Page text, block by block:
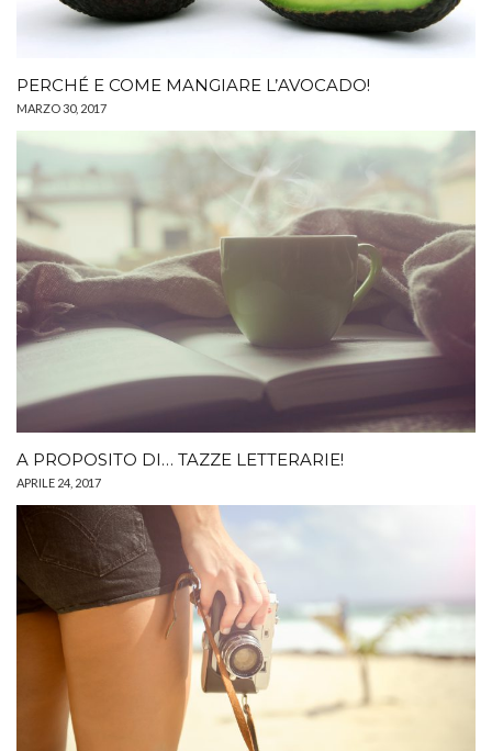
PERCHÉ E COME MANGIARE L’AVOCADO!
MARZO 30, 2017
A PROPOSITO DI… TAZZE LETTERARIE!
APRILE 24, 2017